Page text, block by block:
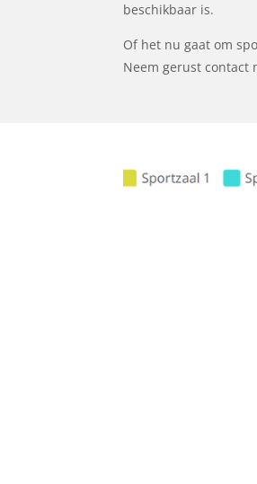
beschikbaar is.
Of het nu gaat om
Neem gerust contact